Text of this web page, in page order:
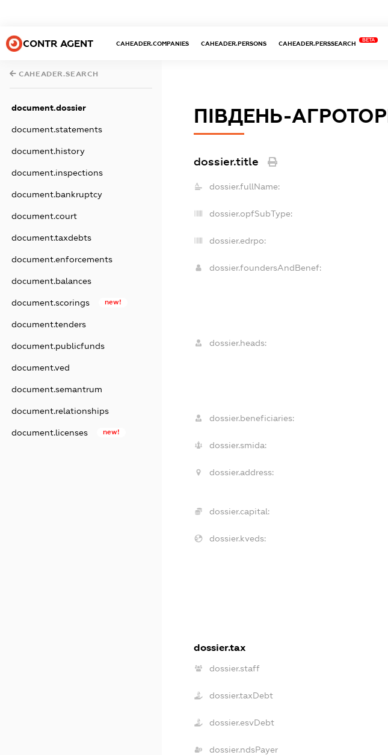
CONTR AGENT CAHEADER.COMPANIES CAHEADER.PERSONS CAHEADER.PERSSEARCH
BETA
CAHEADER.SEARCH
document.dossier
document.statements
document.history
document.inspections
document.bankruptcy
document.court
document.taxdebts
document.enforcements
document.balances
document.scorings new!
document.tenders
document.publicfunds
document.ved
document.semantrum
document.relationships
document.licenses new!
ПІВДЕНЬ-
dossier.title
dossier.fullName:
dossier.opfSubType:
dossier.edrpo:
dossier.foundersAndBenef:
dossier.heads:
dossier.beneficiaries:
dossier.smida:
dossier.address:
dossier.capital:
dossier.kveds:
dossier.tax
dossier.staff
dossier.taxDebt
dossier.esvDebt
dossier.ndsPayer